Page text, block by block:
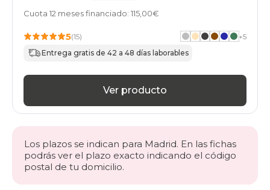
Cuota 12 meses financiado: 115,00€
5(15) +5
Entrega gratis de 42 a 48 días laborables
Ver producto
Los plazos se indican para Madrid. En las fichas
podrás ver el plazo exacto indicando el código
postal de tu domicilio.